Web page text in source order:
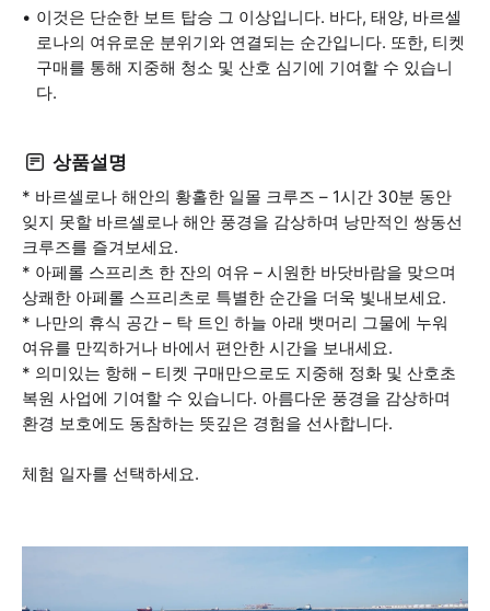
이것은 단순한 보트 탑승 그 이상입니다. 바다, 태양, 바르셀
로나의 여유로운 분위기와 연결되는 순간입니다. 또한, 티켓
구매를 통해 지중해 청소 및 산호 심기에 기여할 수 있습니
다.
상품설명
* 바르셀로나 해안의 황홀한 일몰 크루즈 – 1시간 30분 동안
잊지 못할 바르셀로나 해안 풍경을 감상하며 낭만적인 쌍동선
크루즈를 즐겨보세요.
* 아페롤 스프리츠 한 잔의 여유 – 시원한 바닷바람을 맞으며
상쾌한 아페롤 스프리츠로 특별한 순간을 더욱 빛내보세요.
* 나만의 휴식 공간 – 탁 트인 하늘 아래 뱃머리 그물에 누워
여유를 만끽하거나 바에서 편안한 시간을 보내세요.
* 의미있는 항해 – 티켓 구매만으로도 지중해 정화 및 산호초
복원 사업에 기여할 수 있습니다. 아름다운 풍경을 감상하며
환경 보호에도 동참하는 뜻깊은 경험을 선사합니다.
체험 일자를 선택하세요.